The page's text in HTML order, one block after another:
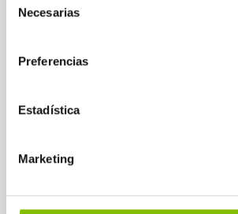
Necesarias
Preferencias
Estadística
Marketing
um organismo